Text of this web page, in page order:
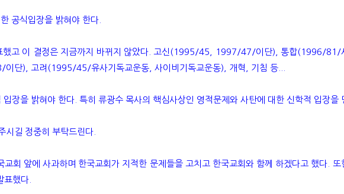
공식입장을 밝혀야 한다.
표했고 이 결정은 지금까지 바뀌지 않았다. 고신(1995/45, 1997/47/이단), 통합(1996/
단), 고려(1995/45/유사기독교운동, 사이비기독교운동), 개혁, 기침 등...
장을 밝혀야 한다. 특히 류광수 목사의 핵심사상인 영적문제와 사탄에 대한 신학적 입장을
시길 정중히 부탁드린다.
회 앞에 사과하며 한국교회가 지적한 문제들을 고치고 한국교회와 함께 하겠다고 했다.
표했다.